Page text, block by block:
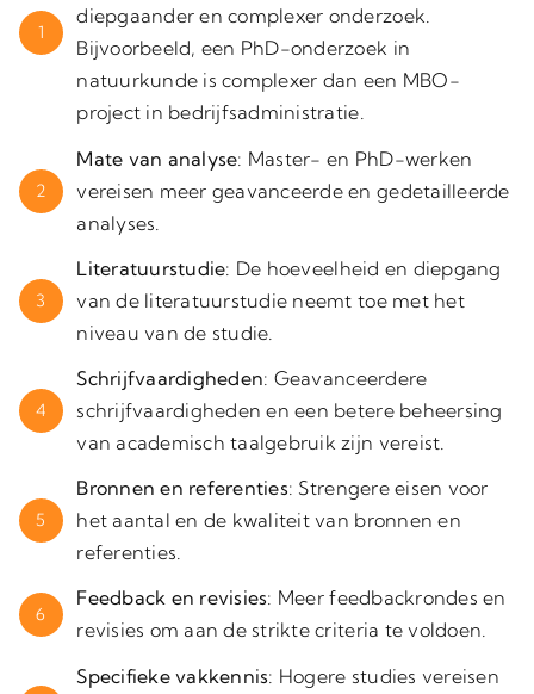
1
diepgaander en complexer onderzoek.
Bijvoorbeeld, een PhD-onderzoek in
natuurkunde is complexer dan een MBO-
project in bedrijfsadministratie.
2
Mate van analyse: Master- en PhD-werken
vereisen meer geavanceerde en gedetailleerde
analyses.
3
Literatuurstudie: De hoeveelheid en diepgang
van de literatuurstudie neemt toe met het
niveau van de studie.
4
Schrijfvaardigheden: Geavanceerdere
schrijfvaardigheden en een betere beheersing
van academisch taalgebruik zijn vereist.
5
Bronnen en referenties: Strengere eisen voor
het aantal en de kwaliteit van bronnen en
referenties.
6
Feedback en revisies: Meer feedbackrondes en
revisies om aan de strikte criteria te voldoen.
Specifieke vakkennis: Hogere studies vereisen